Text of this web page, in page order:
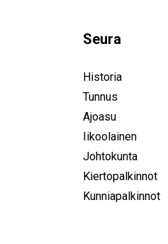
Seura
Historia
Tunnus
Ajoasu
Iikoolainen
Johtokunta
Kiertopalkinnot
Kunniapalkinnot